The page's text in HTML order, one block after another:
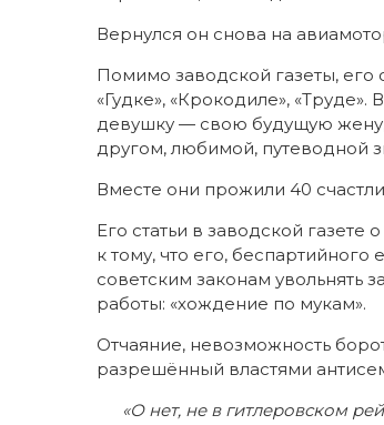
Вернулся он снова на
Помимо заводской газеты, его
«Гудке», «Крокодиле»,
девушку — свою будущую жену,
другом, любимой, путеводной
Вместе они прожили 40
Его статьи в заводской
к тому, что его,
советским законам увольнять
работы: «хождение по мукам».
Отчаяние, невозможность
разрешённый властями
«О нет, не в гитлеровском